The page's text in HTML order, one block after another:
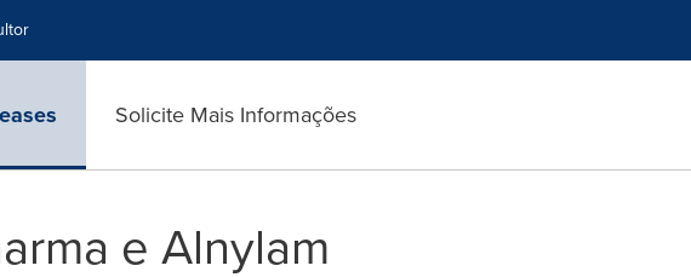
Solicite Mais Informações
e Alnylam